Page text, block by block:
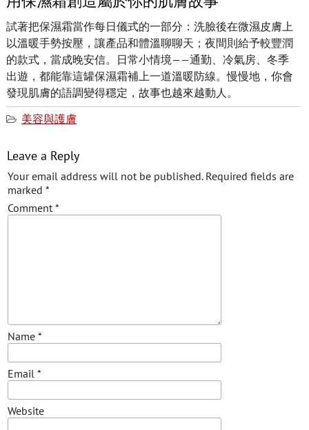
試著把保濕霜當作每日儀式的一部分：洗臉後在微濕皮膚上
以溫暖手勢按壓，讓產品和體溫聊聊天；夜間則給予較豐潤
的款式，當成晚安信。日常小情境——通勤、冷氣房、冬季
出遊，都能靠這罐保濕霜補上一道溫暖防線。慢慢地，你會
發現肌膚的語調變得穩定，故事也越來越動人。
美容與護膚
Leave a Reply
Your email address will not be published. Required fields are
marked *
Comment*
Name *
Email *
Website